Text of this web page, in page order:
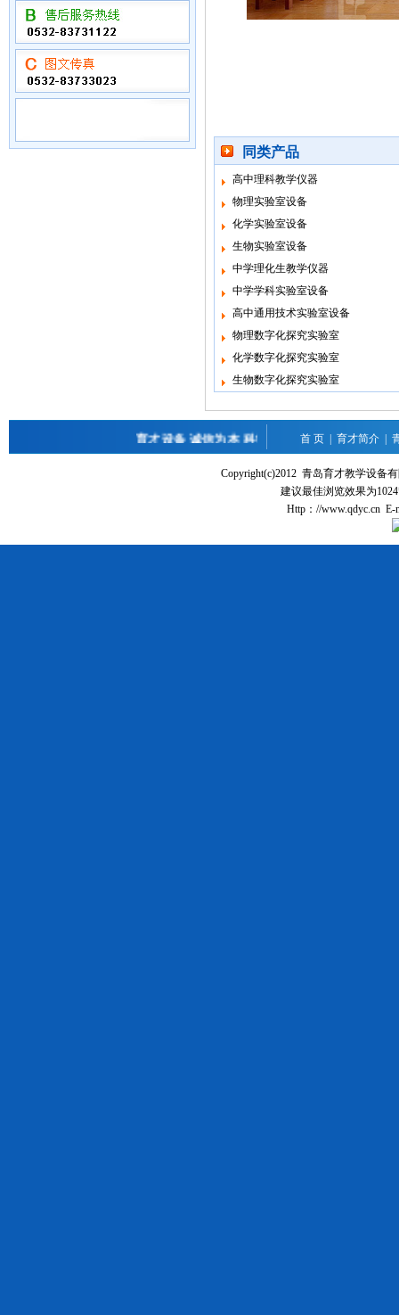
同类产品
高中理科教学仪器
物理实验室设备
化学实验室设备
生物实验室设备
中学理化生教学仪器
中学学科实验室设备
高中通用技术实验室设备
物理数字化探究实验室
化学数字化探究实验室
生物数字化探究实验室
育才设备 诚信为本 科技为先 卓越品质 Welcome
首 页 育才简介
Copyright(c)2012 青岛育才教学设备
建议最佳浏览效果为
Http：//www.qdyc.cn E-